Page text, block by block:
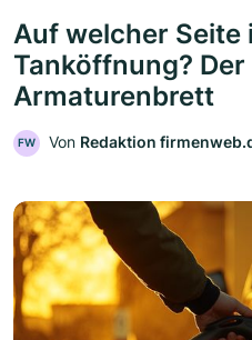
Auf welcher Seite
Tanköffnung?
Armaturenbrett
FW Von Redaktion